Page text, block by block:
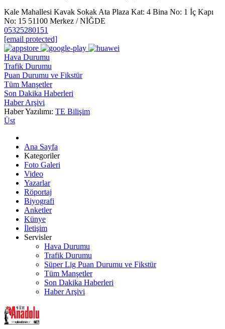
Kale Mahallesi Kavak Sokak Ata Plaza Kat: 4 Bina No: 1 İç Kapı
No: 15 51100 Merkez / NİĞDE
05325280151
[email protected]
Hava Durumu
Trafik Durumu
Puan Durumu ve Fikstür
Tüm Manşetler
Son Dakika Haberleri
Haber Arşivi
Haber Yazılımı: TE Bilişim
Üst
Ana Sayfa
Kategoriler
Foto Galeri
Video
Yazarlar
Röportaj
Biyografi
Anketler
Künye
İletişim
Servisler
Hava Durumu
Trafik Durumu
Süper Lig Puan Durumu ve Fikstür
Tüm Manşetler
Son Dakika Haberleri
Haber Arşivi